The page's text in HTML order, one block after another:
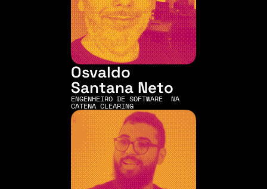
Osvaldo
Santana Neto
ENGENHEIRO DE SOFTWARE  NA
CATENA CLEARING